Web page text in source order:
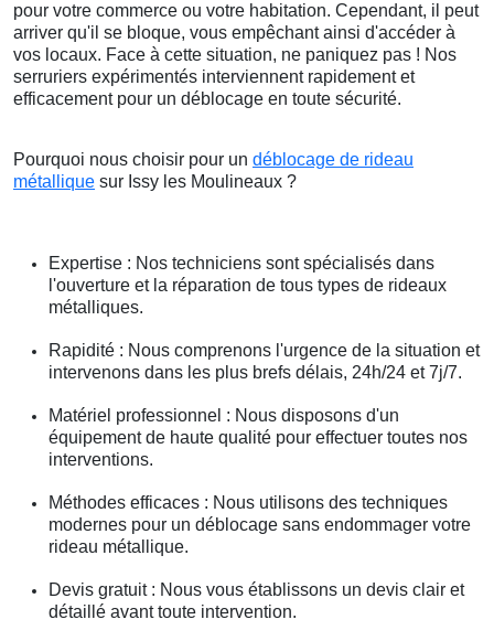
pour votre commerce ou votre habitation. Cependant, il peut
arriver qu'il se bloque, vous empêchant ainsi d'accéder à
vos locaux. Face à cette situation, ne paniquez pas ! Nos
serruriers expérimentés interviennent rapidement et
efficacement pour un déblocage en toute sécurité.
Pourquoi nous choisir pour un déblocage de rideau
métallique sur Issy les Moulineaux ?
Expertise : Nos techniciens sont spécialisés dans
l'ouverture et la réparation de tous types de rideaux
métalliques.
Rapidité : Nous comprenons l'urgence de la situation et
intervenons dans les plus brefs délais, 24h/24 et 7j/7.
Matériel professionnel : Nous disposons d'un
équipement de haute qualité pour effectuer toutes nos
interventions.
Méthodes efficaces : Nous utilisons des techniques
modernes pour un déblocage sans endommager votre
rideau métallique.
Devis gratuit : Nous vous établissons un devis clair et
détaillé avant toute intervention.